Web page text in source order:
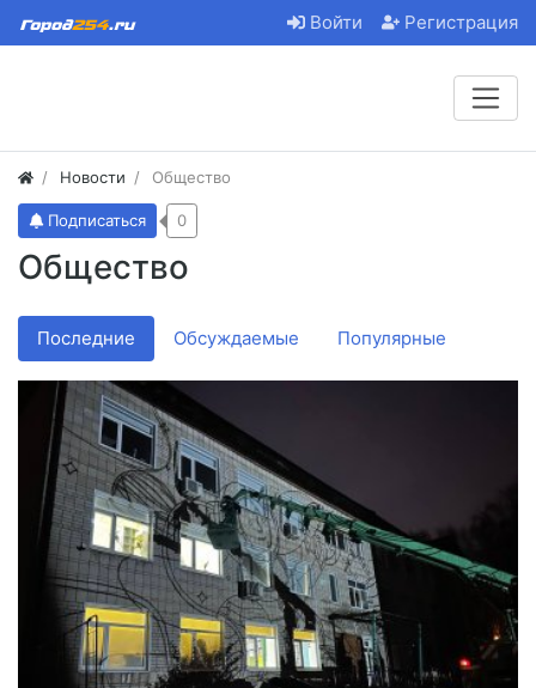
Войти Регистрация
Новости Общество
Общество
Подписаться 0
Последние Обсуждаемые Популярные